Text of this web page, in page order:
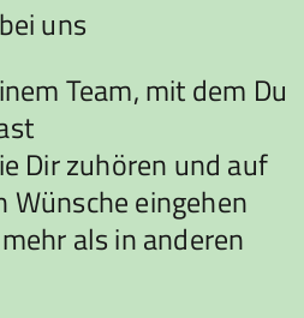
uns
Team, mit dem Du
Dir zuhören und auf
Wünsche eingehen
als in anderen